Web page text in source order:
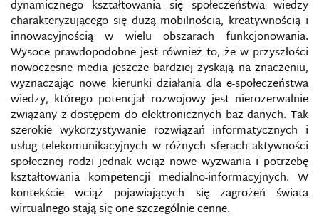
dynamicznego kształtowania się społeczeństwa wiedzy
charakteryzującego się dużą mobilnością, kreatywnością i
innowacyjnością w wielu obszarach funkcjonowania.
Wysoce prawdopodobne jest również to, że w przyszłości
nowoczesne media jeszcze bardziej zyskają na znaczeniu,
wyznaczając nowe kierunki działania dla e-społeczeństwa
wiedzy, którego potencjał rozwojowy jest nierozerwalnie
związany z dostępem do elektronicznych baz danych. Tak
szerokie wykorzystywanie rozwiązań informatycznych i
usług telekomunikacyjnych w różnych sferach aktywności
społecznej rodzi jednak wciąż nowe wyzwania i potrzebę
kształtowania kompetencji medialno-informacyjnych. W
kontekście wciąż pojawiających się zagrożeń świata
wirtualnego stają się one szczególnie cenne.
KASPERSKY LAB, LABORATORIA KASPERSKIEGO
KOMPETENCJE CYFROWE
KOMPETENCJE INFORMACYJNE
KOMUNIKACJA SIECIOWA
KOMUNIKACJA STRATEGICZNA
KONCEPCJA SMART POWER